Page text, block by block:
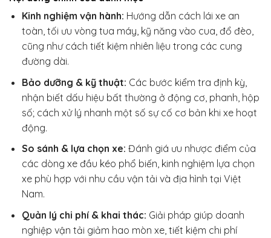
Kinh nghiệm vận hành: Hướng dẫn cách lái xe an
toàn, tối ưu vòng tua máy, kỹ năng vào cua, đổ đèo,
cũng như cách tiết kiệm nhiên liệu trong các cung
đường dài.
Bảo dưỡng & kỹ thuật: Các bước kiểm tra định kỳ,
nhận biết dấu hiệu bất thường ở động cơ, phanh, hộp
số; cách xử lý nhanh một số sự cố cơ bản khi xe hoạt
động.
So sánh & lựa chọn xe: Đánh giá ưu nhược điểm của
các dòng xe đầu kéo phổ biến, kinh nghiệm lựa chọn
xe phù hợp với nhu cầu vận tải và địa hình tại Việt
Nam.
Quản lý chi phí & khai thác: Giải pháp giúp doanh
nghiệp vận tải giảm hao mòn xe, tiết kiệm chi phí